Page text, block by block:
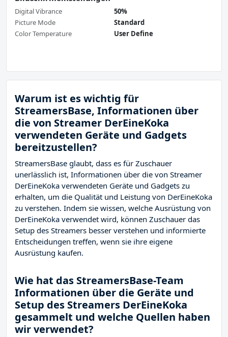
Digital Vibrance
50%
Picture Mode
Standard
Color Temperature
User Define
Warum ist es wichtig für
StreamersBase, Informationen über
die von Streamer DerEineKoka
verwendeten Geräte und Gadgets
bereitzustellen?
StreamersBase glaubt, dass es für Zuschauer
unerlässlich ist, Informationen über die von Streamer
DerEineKoka verwendeten Geräte und Gadgets zu
erhalten, um die Qualität und Leistung von DerEineKoka
zu verstehen. Indem sie wissen, welche Ausrüstung von
DerEineKoka verwendet wird, können Zuschauer das
Setup des Streamers besser verstehen und informierte
Entscheidungen treffen, wenn sie ihre eigene
Ausrüstung kaufen.
Wie hat das StreamersBase-Team
Informationen über die Geräte und
Setup des Streamers DerEineKoka
gesammelt und welche Quellen haben
wir verwendet?